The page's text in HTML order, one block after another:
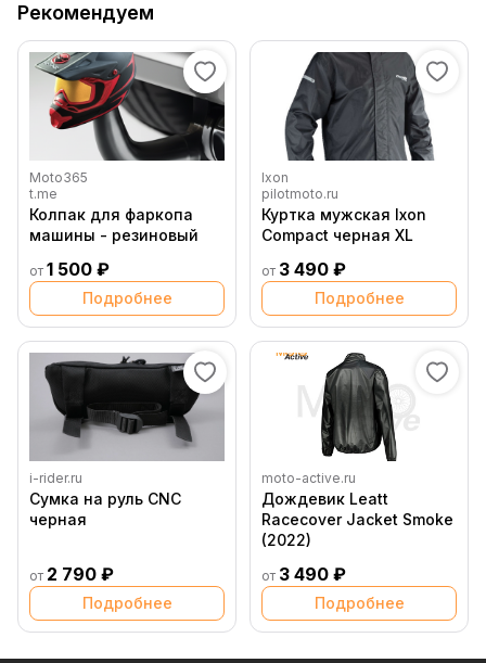
Рекомендуем
Moto365
t.me
Колпак для фаркопа
машины - резиновый
от 1 500 ₽
Подробнее
Ixon
pilotmoto.ru
Куртка мужская Ixon
Compact черная XL
от 3 490 ₽
Подробнее
i-rider.ru
Сумка на руль CNC
черная
от 2 790 ₽
Подробнее
moto-active.ru
Дождевик Leatt
Racecover Jacket Smoke
(2022)
от 3 490 ₽
Подробнее